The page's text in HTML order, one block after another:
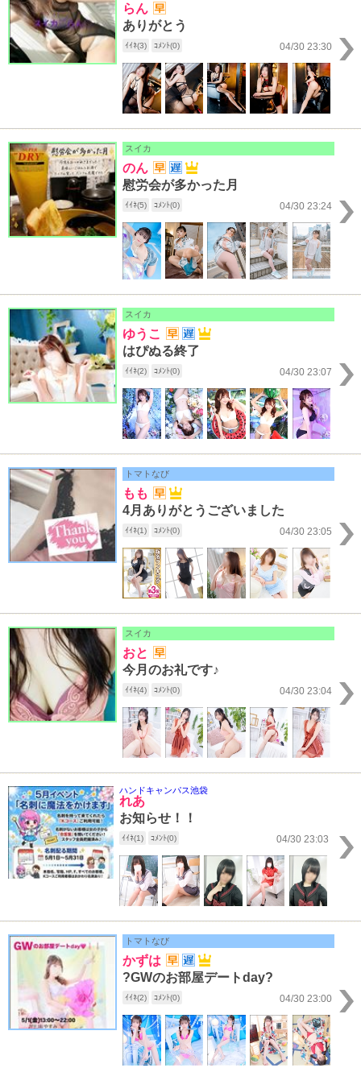
らん
ありがとう
ｲｲﾈ(3) ｺﾒﾝﾄ(0) 04/30 23:30
スイカ
のん
慰労会が多かった月
ｲｲﾈ(5) ｺﾒﾝﾄ(0) 04/30 23:24
スイカ
ゆうこ
はぴぬる終了
ｲｲﾈ(2) ｺﾒﾝﾄ(0) 04/30 23:07
トマトなび
もも
4月ありがとうございました
ｲｲﾈ(1) ｺﾒﾝﾄ(0) 04/30 23:05
スイカ
おと
今月のお礼です♪
ｲｲﾈ(4) ｺﾒﾝﾄ(0) 04/30 23:04
ハンドキャンパス池袋
れあ
お知らせ！！
ｲｲﾈ(1) ｺﾒﾝﾄ(0) 04/30 23:03
トマトなび
かずは
?GWのお部屋デートday?
ｲｲﾈ(2) ｺﾒﾝﾄ(0) 04/30 23:00